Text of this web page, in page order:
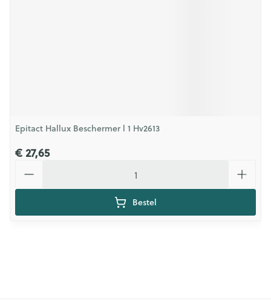
Epitact Hallux Beschermer l 1 Hv2613
€ 27,65
Bestel